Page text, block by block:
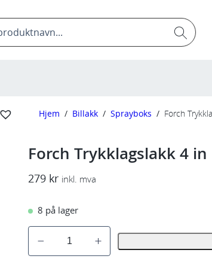
Hjem / Billakk / Sprayboks / Forch
Forch Trykklagslakk 4
279 kr inkl. mva
8 på lager
o